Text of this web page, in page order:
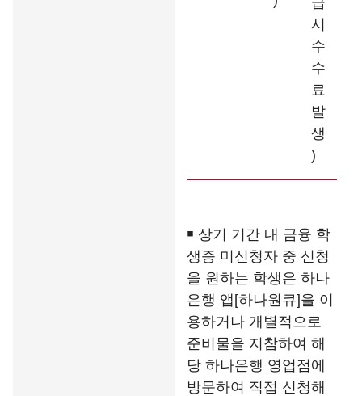
시
수
수
료
발
생
)
￭ 상기 기간 내 금융 학
생증 미신청자 중 신청
을 원하는 학생은 하나
은행 앱[하나원큐]을 이
용하거나 개별적으로
준비물을 지참하여 해
당 하나은행 영업점에
방문하여 직접 신청해